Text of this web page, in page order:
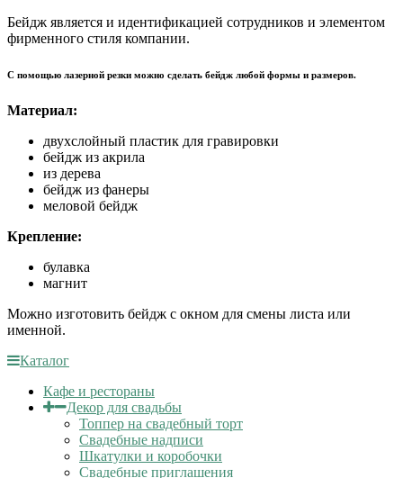
Бейдж является и идентификацией сотрудников и элементом
фирменного стиля компании.
С помощью лазерной резки можно сделать бейдж любой формы и размеров.
Материал:
двухслойный пластик для гравировки
бейдж из акрила
из дерева
бейдж из фанеры
меловой бейдж
Крепление:
булавка
магнит
Можно изготовить бейдж с окном для смены листа или
именной.
Каталог
Кафе и рестораны
Декор для свадьбы
Топпер на свадебный торт
Свадебные надписи
Шкатулки и коробочки
Свадебные приглашения